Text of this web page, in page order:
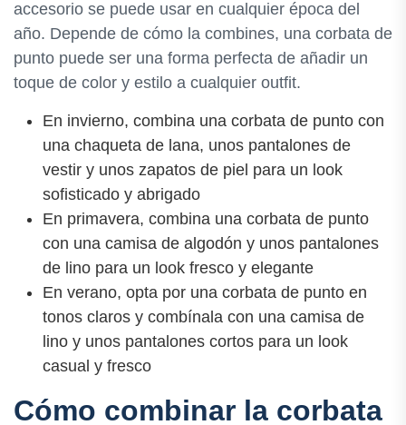
accesorio se puede usar en cualquier época del
año. Depende de cómo la combines, una corbata de
punto puede ser una forma perfecta de añadir un
toque de color y estilo a cualquier outfit.
En invierno, combina una corbata de punto con
una chaqueta de lana, unos pantalones de
vestir y unos zapatos de piel para un look
sofisticado y abrigado
En primavera, combina una corbata de punto
con una camisa de algodón y unos pantalones
de lino para un look fresco y elegante
En verano, opta por una corbata de punto en
tonos claros y combínala con una camisa de
lino y unos pantalones cortos para un look
casual y fresco
Cómo combinar la corbata